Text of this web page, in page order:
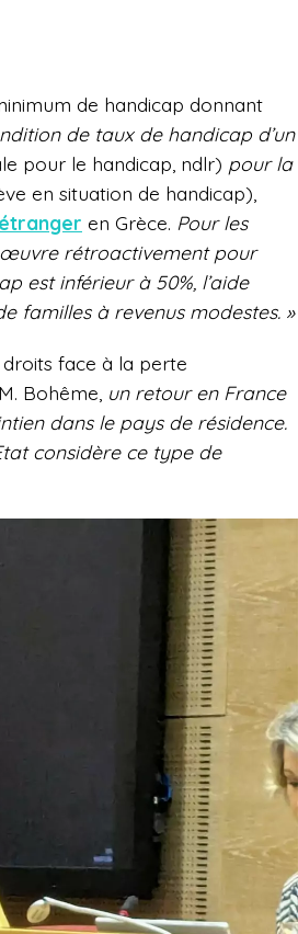
de handicap donnant
de taux de handicap d’un
pour le handicap, ndlr) pour la
en situation de handicap),
en Grèce. Pour les
œuvre rétroactivement pour
est inférieur à 50%, l’aide
familles à revenus modestes. »
face à la perte
Bohême, un retour en France
dans le pays de résidence.
considère ce type de